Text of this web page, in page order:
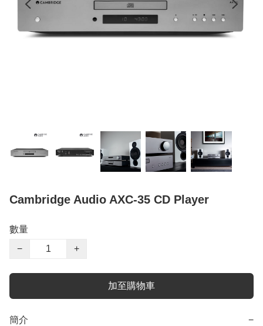
Cambridge Audio AXC-35 CD Player
數量
−
+
加至購物車
簡介 −